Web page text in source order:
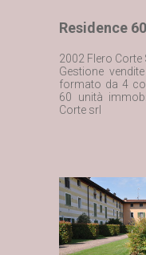
Residence
2002 Flero Corte
Gestione
formato da 4
60 unità
Corte srl